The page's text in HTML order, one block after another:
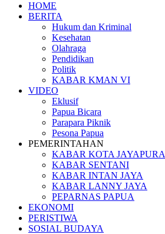
HOME
BERITA
Hukum dan Kriminal
Kesehatan
Olahraga
Pendidikan
Politik
KABAR KMAN VI
VIDEO
Eklusif
Papua Bicara
Parapara Piknik
Pesona Papua
PEMERINTAHAN
KABAR KOTA JAYAPURA
KABAR SENTANI
KABAR INTAN JAYA
KABAR LANNY JAYA
PEPARNAS PAPUA
EKONOMI
PERISTIWA
SOSIAL BUDAYA